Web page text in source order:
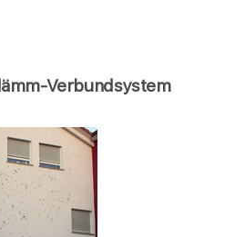
Verbundsystem